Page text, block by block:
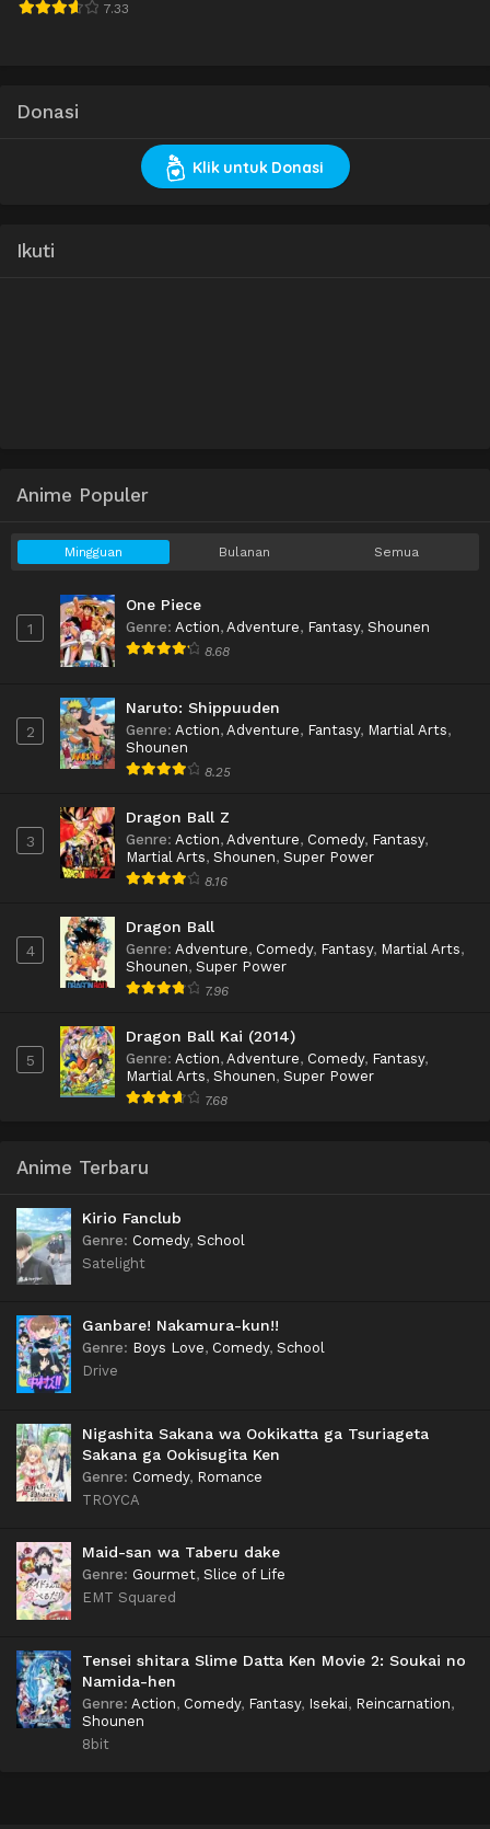
7.33
Donasi
Klik untuk Donasi
Ikuti
Anime Populer
Mingguan Bulanan Semua
1
One Piece
Genre: Action, Adventure, Fantasy, Shounen
8.68
2
Naruto: Shippuuden
Genre: Action, Adventure, Fantasy, Martial Arts,
Shounen
8.25
3
Dragon Ball Z
Genre: Action, Adventure, Comedy, Fantasy,
Martial Arts, Shounen, Super Power
8.16
4
Dragon Ball
Genre: Adventure, Comedy, Fantasy, Martial Arts,
Shounen, Super Power
7.96
5
Dragon Ball Kai (2014)
Genre: Action, Adventure, Comedy, Fantasy,
Martial Arts, Shounen, Super Power
7.68
Anime Terbaru
Kirio Fanclub
Genre: Comedy, School
Satelight
Ganbare! Nakamura-kun!!
Genre: Boys Love, Comedy, School
Drive
Nigashita Sakana wa Ookikatta ga Tsuriageta
Sakana ga Ookisugita Ken
Genre: Comedy, Romance
TROYCA
Maid-san wa Taberu dake
Genre: Gourmet, Slice of Life
EMT Squared
Tensei shitara Slime Datta Ken Movie 2: Soukai no
Namida-hen
Genre: Action, Comedy, Fantasy, Isekai, Reincarnation,
Shounen
8bit